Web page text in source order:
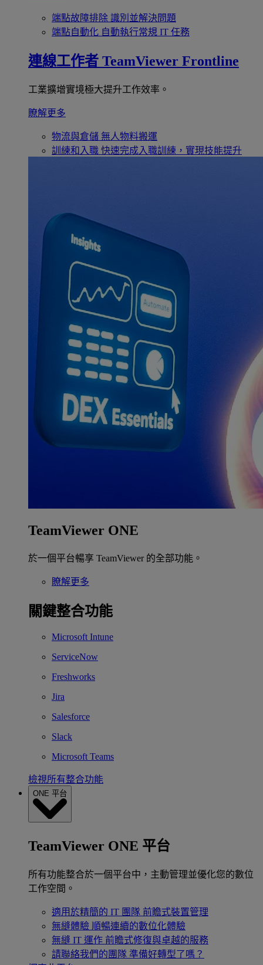
端點故障排除 識別並解決問題
端點自動化 自動執行常規 IT 任務
連線工作者 TeamViewer Frontline
工業擴增實境極大提升工作效率。
瞭解更多
物流與倉儲 無人物料搬運
訓練和入職 快速完成入職訓練，實現技能提升
TeamViewer ONE
於一個平台暢享 TeamViewer 的全部功能。
瞭解更多
關鍵整合功能
Microsoft Intune
ServiceNow
Freshworks
Jira
Salesforce
Slack
Microsoft Teams
檢視所有整合功能
ONE 平台
TeamViewer ONE 平台
所有功能整合於一個平台中，主動管理並優化您的數位
工作空間。
適用於精簡的 IT 團隊 前瞻式裝置管理
無縫體驗 順暢連續的數位化體驗
無縫 IT 運作 前瞻式修復與卓越的服務
請聯絡我們的團隊 準備好轉型了嗎？